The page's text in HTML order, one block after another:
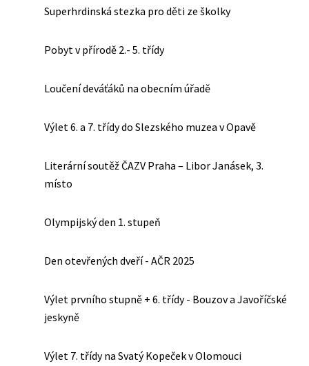
Superhrdinská stezka pro děti ze školky
Pobyt v přírodě 2.- 5. třídy
Loučení deváťáků na obecním úřadě
Výlet 6. a 7. třídy do Slezského muzea v Opavě
Literární soutěž ČAZV Praha – Libor Janásek, 3.
místo
Olympijský den 1. stupeň
Den otevřených dveří - AČR 2025
Výlet prvního stupně + 6. třídy - Bouzov a Javoříčské
jeskyně
Výlet 7. třídy na Svatý Kopeček v Olomouci